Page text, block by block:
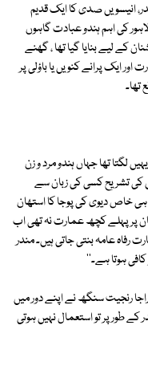
انیسویں صدی کا ایک قدیم
لاہور کی اہم ہندو عبادت گاہوں
کے لیے بنایا گیا تھا ، گھنے
ایک پرانے کنویں یا باؤلی پر
تھا۔
لگتا تھا جہاں ہندو مرد و زن
کی تشریح کسی کی زبان سے
ہی خاص دیوی کی پوجا کا استھان
پر پہلے کچھ عمارت نہ تھی اب
رفاہ عامہ بنتی جاتی ہیں۔ مندر
کافی ہوتا ہے۔''
رنجیت سنگھ نے اپنے دور میں
طور پر تو استعمال نہیں ہوتی